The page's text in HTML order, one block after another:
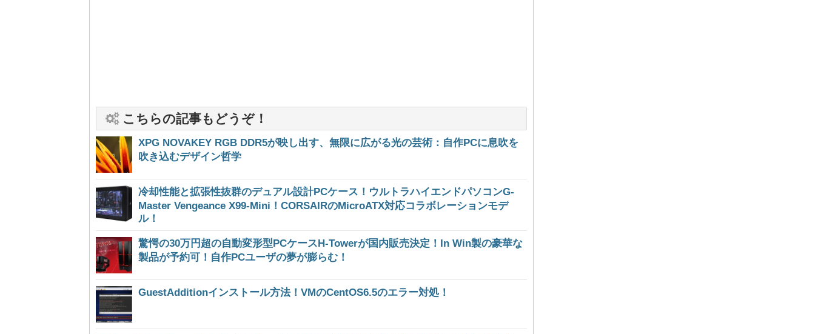
こちらの記事もどうぞ！
XPG NOVAKEY RGB DDR5が映し出す、無限に広がる光の芸術：自作PCに息吹を
吹き込むデザイン哲学
冷却性能と拡張性抜群のデュアル設計PCケース！ウルトラハイエンドパソコンG-
Master Vengeance X99-Mini！CORSAIRのMicroATX対応コラボレーションモデ
ル！
驚愕の30万円超の自動変形型PCケースH-Towerが国内販売決定！In Win製の豪華な
製品が予約可！自作PCユーザの夢が膨らむ！
GuestAdditionインストール方法！VMのCentOS6.5のエラー対処！